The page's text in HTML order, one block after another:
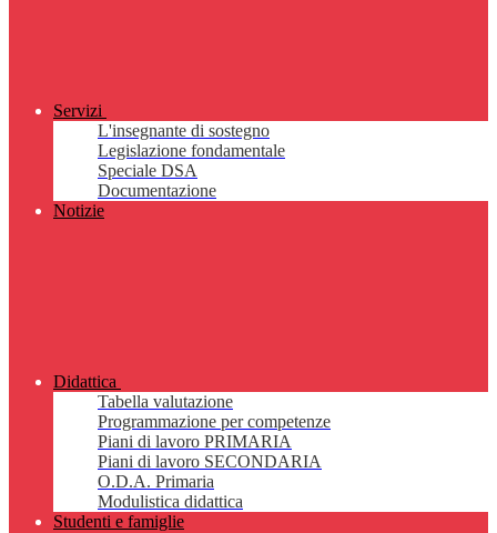
Servizi
L'insegnante di sostegno
Legislazione fondamentale
Speciale DSA
Documentazione
Notizie
Didattica
Tabella valutazione
Programmazione per competenze
Piani di lavoro PRIMARIA
Piani di lavoro SECONDARIA
O.D.A. Primaria
Modulistica didattica
Studenti e famiglie